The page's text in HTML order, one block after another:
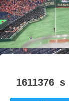
1611376_s